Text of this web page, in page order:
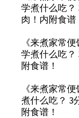
学煮什么吃？
肉！内附食谱
《来煮家常便
学煮什么吃？
附食谱！
《来煮家常
煮什么吃？ 3
附食谱！